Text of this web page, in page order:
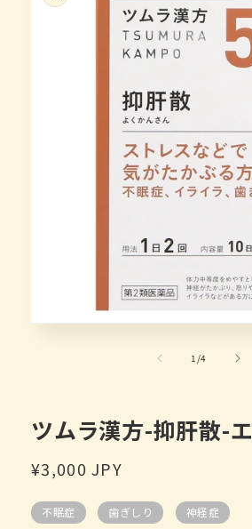
打
媒
文
件
1 //4
ツムラ漢方-抑肝散-
常
价
¥3,000 JPY
不眠症 歯ぎしり 神経症